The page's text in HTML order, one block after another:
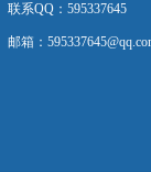
联系QQ：595337645
邮箱：